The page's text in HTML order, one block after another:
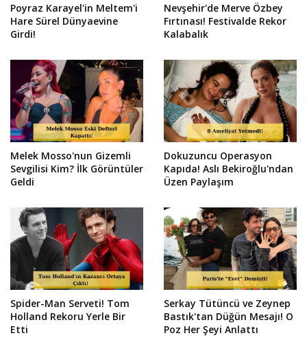
Poyraz Karayel'in Meltem'i
Hare Sürel Dünyaevine
Girdi!
Nevşehir'de Merve Özbey
Fırtınası! Festivalde Rekor
Kalabalık
Melek Mosso'nun Gizemli
Sevgilisi Kim? İlk Görüntüler
Geldi
Dokuzuncu Operasyon
Kapıda! Aslı Bekiroğlu'ndan
Üzen Paylaşım
Spider-Man Serveti! Tom
Holland Rekoru Yerle Bir
Etti
Serkay Tütüncü ve Zeynep
Bastık'tan Düğün Mesajı! O
Poz Her Şeyi Anlattı